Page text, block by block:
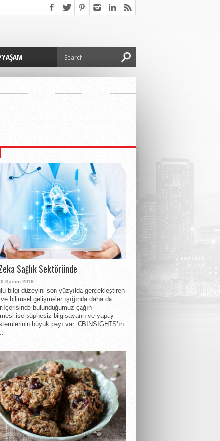
Sağlık Sektöründe
Kasım 2018
bilgi düzeyini son yüzyılda gerçekleştiren
bilimsel gelişmeler ışığında daha da
bulunduğumuz çağın
ise şüphesiz bilgisayarın ve yapay
büyük payı var. CBINSIGHTS’ın